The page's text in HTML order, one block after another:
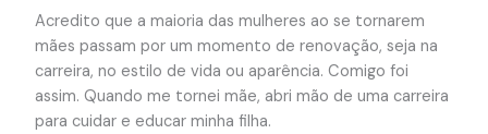
Acredito que a maioria das mulheres ao se tornarem
mães passam por um momento de renovação, seja na
carreira, no estilo de vida ou aparência. Comigo foi
assim. Quando me tornei mãe, abri mão de uma carreira
para cuidar e educar minha filha.